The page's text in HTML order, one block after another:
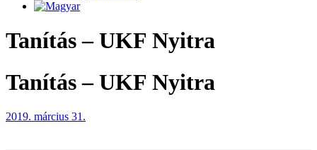
Tanítás – UKF Nyitra
Tanítás – UKF Nyitra
2019. március 31.